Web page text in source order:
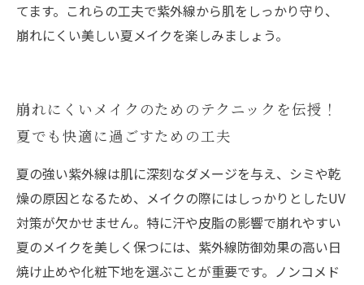
てます。これらの工夫で紫外線から肌をしっかり守り、
崩れにくい美しい夏メイクを楽しみましょう。
崩れにくいメイクのためのテクニックを伝授！
夏でも快適に過ごすための工夫
夏の強い紫外線は肌に深刻なダメージを与え、シミや乾
燥の原因となるため、メイクの際にはしっかりとしたUV
対策が欠かせません。特に汗や皮脂の影響で崩れやすい
夏のメイクを美しく保つには、紫外線防御効果の高い日
焼け止めや化粧下地を選ぶことが重要です。ノンコメド